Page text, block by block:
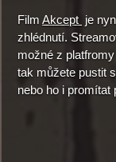
Film Akcept je
zhlédnutí.
možné z platfromy
tak můžete pustit
nebo ho i promítat